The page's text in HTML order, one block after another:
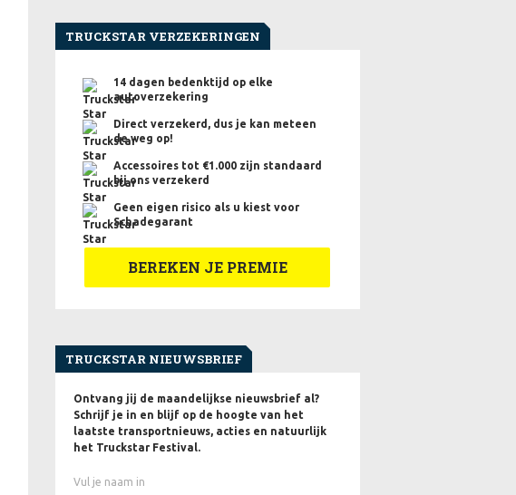
TRUCKSTAR VERZEKERINGEN
14 dagen bedenktijd op elke
autoverzekering
Direct verzekerd, dus je kan meteen
de weg op!
Accessoires tot €1.000 zijn standaard
bij ons verzekerd
Geen eigen risico als u kiest voor
Schadegarant
BEREKEN JE PREMIE
TRUCKSTAR NIEUWSBRIEF
Ontvang jij de maandelijkse nieuwsbrief al?
Schrijf je in en blijf op de hoogte van het
laatste transportnieuws, acties en natuurlijk
het Truckstar Festival.